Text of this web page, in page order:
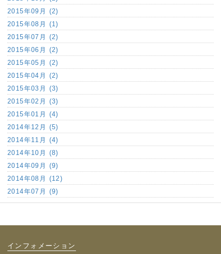
2015年09月 (2)
2015年08月 (1)
2015年07月 (2)
2015年06月 (2)
2015年05月 (2)
2015年04月 (2)
2015年03月 (3)
2015年02月 (3)
2015年01月 (4)
2014年12月 (5)
2014年11月 (4)
2014年10月 (8)
2014年09月 (9)
2014年08月 (12)
2014年07月 (9)
インフォメーション